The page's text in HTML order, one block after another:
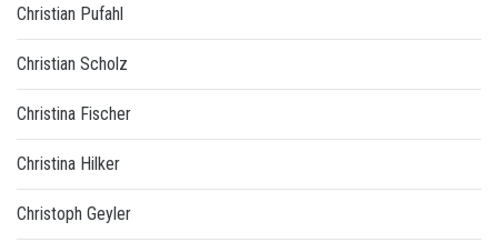
Christian Pufahl
Christian Scholz
Christina Fischer
Christina Hilker
Christoph Geyler